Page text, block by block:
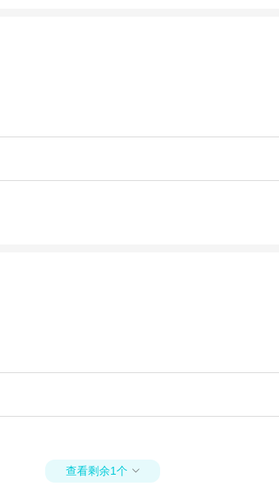
查看剩余1个 